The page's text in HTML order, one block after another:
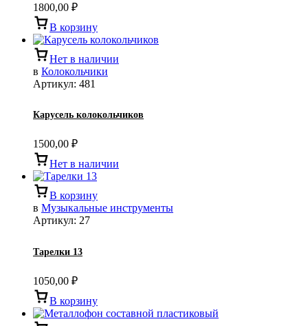
1800,00 ₽
В корзину
Нет в наличии
в Колокольчики
Артикул: 481
Карусель колокольчиков
1500,00 ₽
Нет в наличии
В корзину
в Музыкальные инструменты
Артикул: 27
Тарелки 13
1050,00 ₽
В корзину